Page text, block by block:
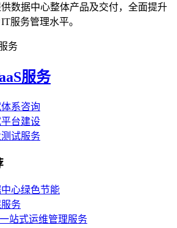
供数据中心整体产品及交付，全面提升
服务管理水平。
务
服务
系咨询
台建设
试服务
心绿色节能
务
站式运维管理服务